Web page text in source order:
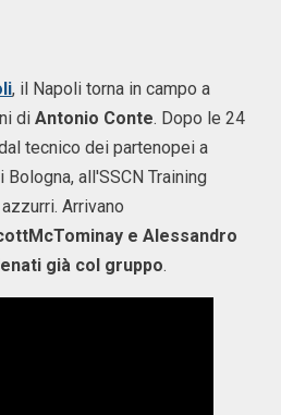
, il Napoli torna in campo a
di Antonio Conte. Dopo le 24
tecnico dei partenopei a
all'SSCN Training
Arrivano
e Alessandro
già col gruppo.